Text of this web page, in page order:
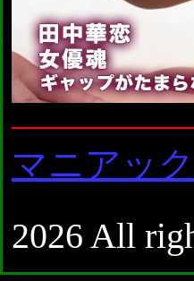
マニアッ
2026 All